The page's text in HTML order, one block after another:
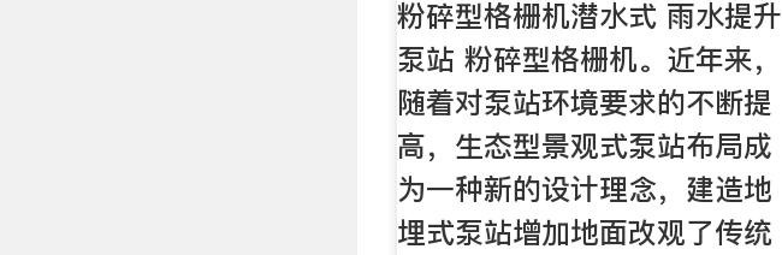
粉碎型格栅机潜水式 雨水提升
泵站 粉碎型格栅机。近年来，
随着对泵站环境要求的不断提
高，生态型景观式泵站布局成
为一种新的设计理念，建造地
埋式泵站增加地面改观了传统